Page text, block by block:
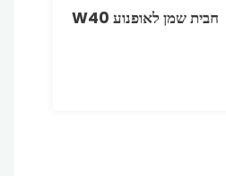
חבית שמן לאופנוע 40‏W